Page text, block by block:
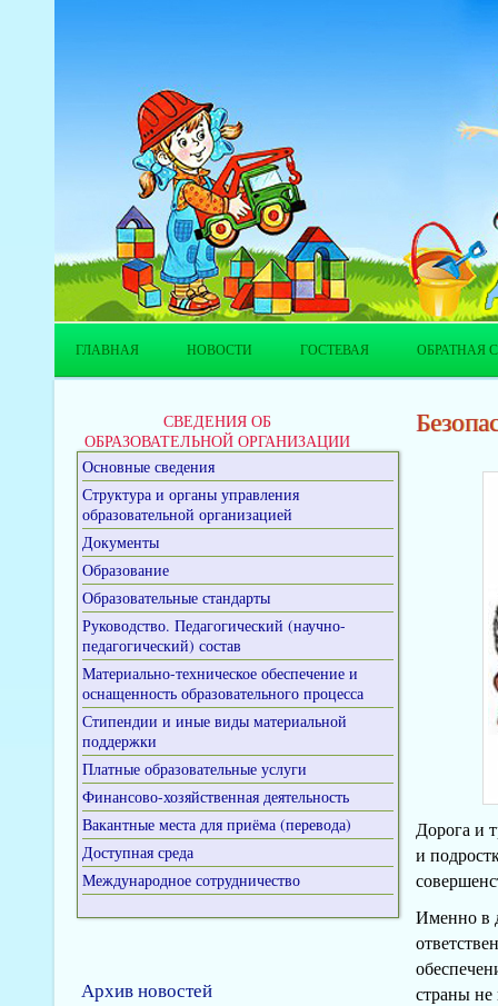
ГЛАВНАЯ НОВОСТИ ГОСТЕВАЯ ОБРАТНАЯ
СВЕДЕНИЯ ОБ
ОБРАЗОВАТЕЛЬНОЙ ОРГАНИЗАЦИИ
Основные сведения
Структура и органы управления
образовательной организацией
Документы
Образование
Образовательные стандарты
Руководство. Педагогический (научно-
педагогический) состав
Материально-техническое обеспечение и
оснащенность образовательного процесса
Стипендии и иные виды материальной
поддержки
Платные образовательные услуги
Финансово-хозяйственная деятельность
Вакантные места для приёма (перевода)
Доступная среда
Международное сотрудничество
Архив новостей
Дорога и
и
Именно в
страны не